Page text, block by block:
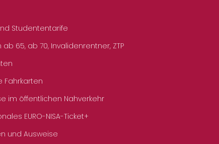
Studententarife
ab 65, ab 70, Invalidenrentner, ZTP
Fahrkarten
im öffentlichen Nahverkehr
EURO-NISA-Ticket+
und Ausweise